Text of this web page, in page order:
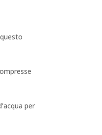
per